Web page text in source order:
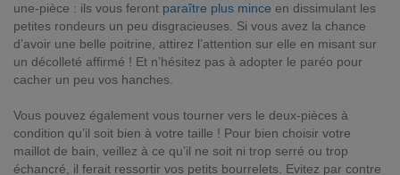
une-pièce : ils vous feront paraître plus mince en dissimulant les
petites rondeurs un peu disgracieuses. Si vous avez la chance
d’avoir une belle poitrine, attirez l’attention sur elle en misant sur
un décolleté affirmé ! Et n’hésitez pas à adopter le paréo pour
cacher un peu vos hanches.
Vous pouvez également vous tourner vers le deux-pièces à
condition qu’il soit bien à votre taille ! Pour bien choisir votre
maillot de bain, veillez à ce qu’il ne soit ni trop serré ou trop
échancré, il ferait ressortir vos petits bourrelets. Evitez par contre